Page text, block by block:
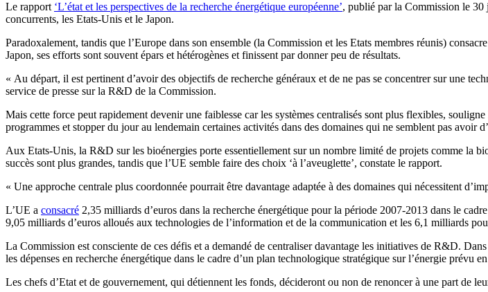
Le rapport ‘L’état et les perspectives de la recherche énergétique européenne’, publié par la Commission le 30
concurrents, les Etats-Unis et le Japon.
Paradoxalement, tandis que l’Europe dans son ensemble (la Commission et les Etats membres réunis)
Japon, ses efforts sont souvent épars et hétérogènes et finissent par donner peu de résultats.
« Au départ, il est pertinent d’avoir des objectifs de recherche généraux et de ne pas se concentrer sur une
service de presse sur la R&D de la Commission.
Mais cette force peut rapidement devenir une faiblesse car les systèmes centralisés sont plus flexibles,
programmes et stopper du jour au lendemain certaines activités dans des domaines qui ne semblent pas avoir
Aux Etats-Unis, la R&D sur les bioénergies porte essentiellement sur un nombre limité de projets comme la
succès sont plus grandes, tandis que l’UE semble faire des choix ‘à l’aveuglette’, constate le rapport.
« Une approche centrale plus coordonnée pourrait être davantage adaptée à des domaines qui nécessitent
L’UE a consacré 2,35 milliards d’euros dans la recherche énergétique pour la période 2007-2013 dans le
9,05 milliards d’euros alloués aux technologies de l’information et de la communication et les 6,1 milliards
La Commission est consciente de ces défis et a demandé de centraliser davantage les initiatives de R&D.
les dépenses en recherche énergétique dans le cadre d’un plan technologique stratégique sur l’énergie prévu
Les chefs d’Etat et de gouvernement, qui détiennent les fonds, décideront ou non de renoncer à une part de